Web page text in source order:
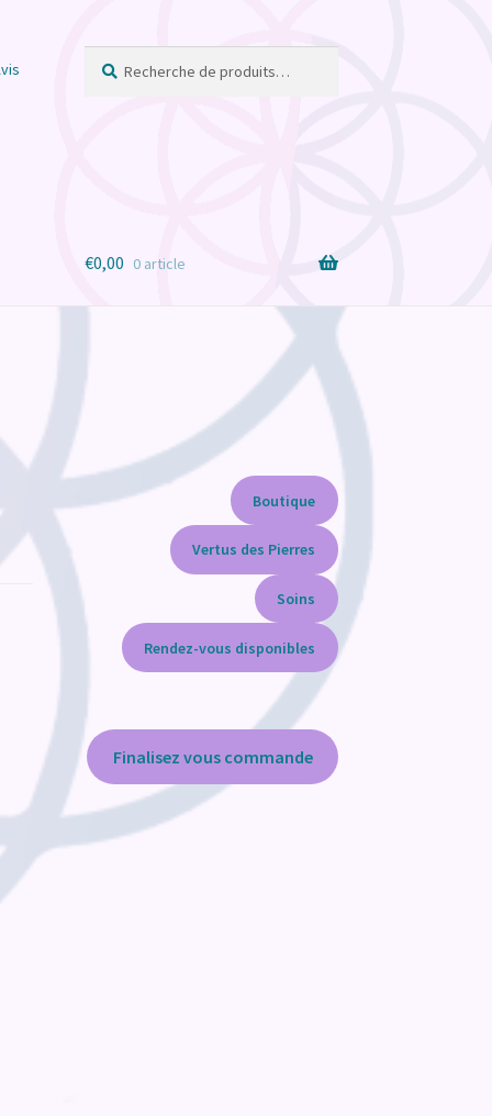
pour :
€0,00 0 article
Boutique
Vertus des Pierres
Soins
Rendez-vous disponibles
Finalisez vous commande